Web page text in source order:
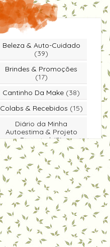
Beleza & Auto-Cuidado
(39)
Brindes & Promoções
(17)
Cantinho Da Make (38)
Colabs & Recebidos (15)
Diário da Minha
Autoestima & Projeto
Rapunzel (3)
Educação & Literatura
(5)
Especiais & Homenagens
(5)
Moda & Estilo
(18)
Participe Você Também
(39)
Vida & Bem-Estar (31)